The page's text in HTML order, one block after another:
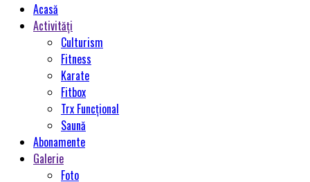
Acasă
Activități
Culturism
Fitness
Karate
Fitbox
Trx Funcțional
Saună
Abonamente
Galerie
Foto